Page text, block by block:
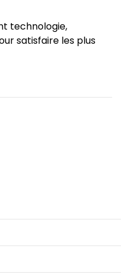
technologie,
satisfaire les plus